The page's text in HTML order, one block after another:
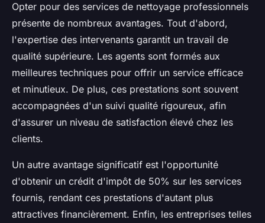
Opter pour des services de nettoyage professionnels
présente de nombreux avantages. Tout d'abord,
l'expertise des intervenants garantit un travail de
qualité supérieure. Les agents sont formés aux
meilleures techniques pour offrir un service efficace
et minutieux. De plus, ces prestations sont souvent
accompagnées d'un suivi qualité rigoureux, afin
d'assurer un niveau de satisfaction élevé chez les
clients.
Un autre avantage significatif est l'opportunité
d'obtenir un crédit d'impôt de 50% sur les services
fournis, rendant ces prestations d'autant plus
attractives financièrement. Enfin, les entreprises telles